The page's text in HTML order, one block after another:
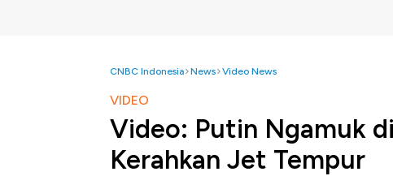
CNBC Indonesia News Video News
VIDEO
Video: Putin Ngamuk
Kerahkan Jet Tempur